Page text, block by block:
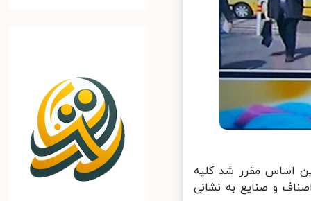
اساس مقرر شد کلیه
ثبت نام اصناف و صنایع به نشانی